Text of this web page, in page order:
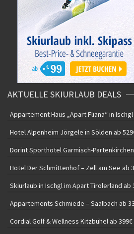
AKTUELLE SKIURLAUB DEALS
Appartement Haus „Apart Fliana“ in
Hotel Alpenheim Jörgele in Sölden ab
Dorint Sporthotel Garmisch-
Hotel Der Schmittenhof – Zell am See ab
Skiurlaub in Ischgl im Apart Tirolerland ab
Appartements Schmiede – Saalbach ab
Cordial Golf & Wellness Kitzbühel ab 399€